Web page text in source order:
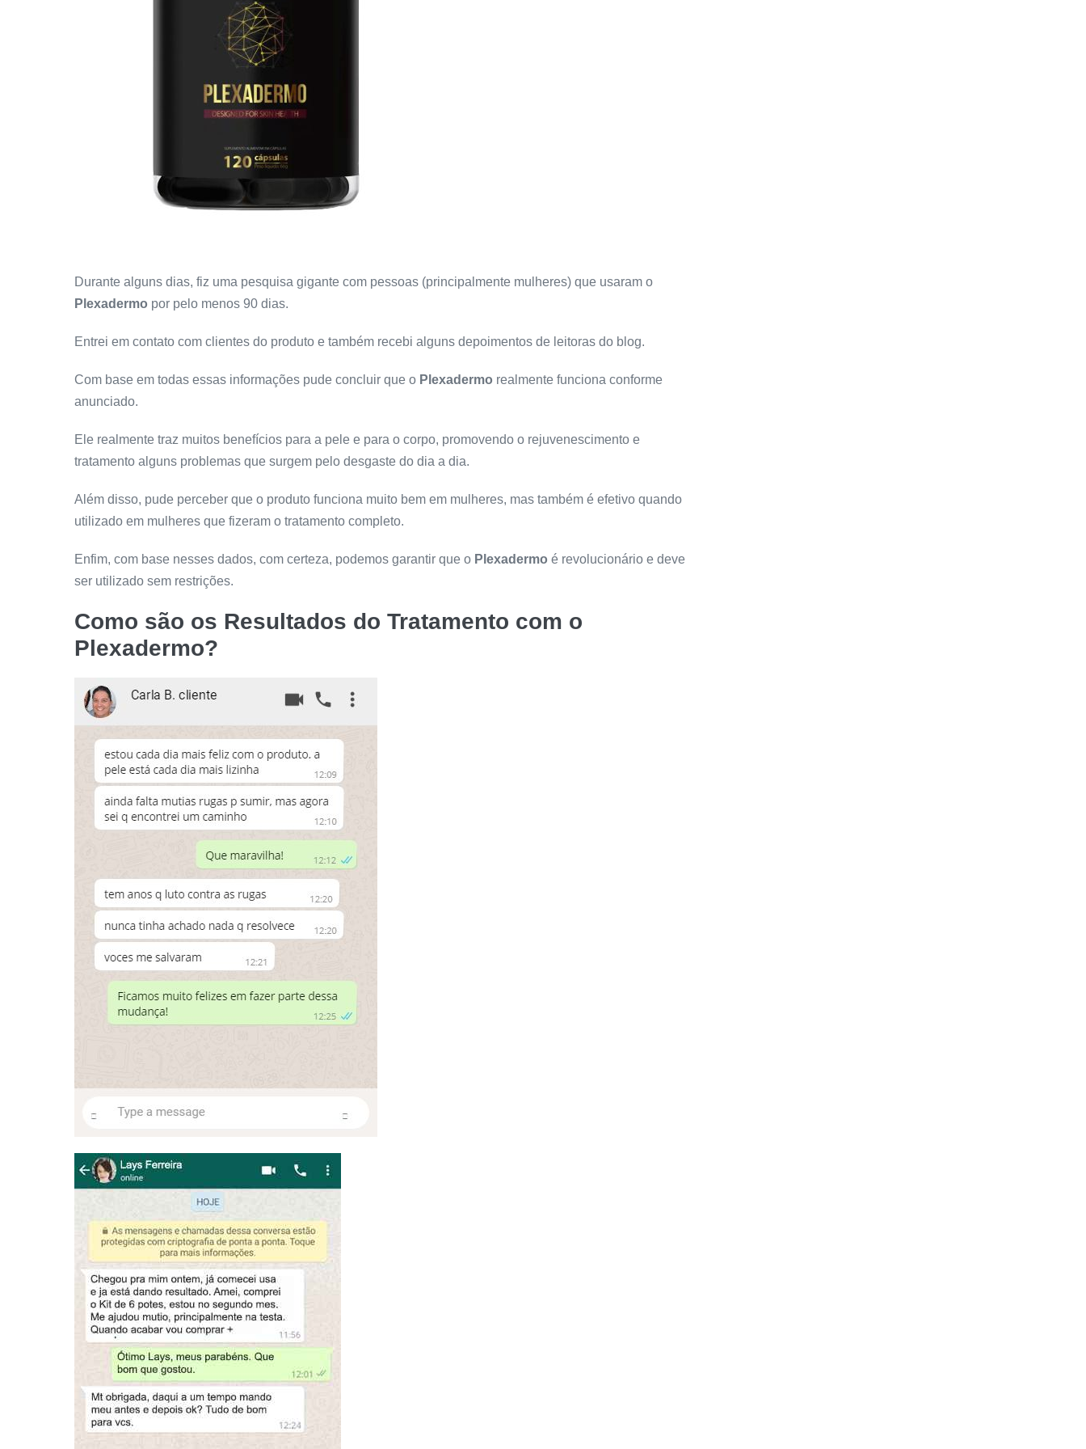
Durante alguns dias, fiz uma pesquisa gigante com pessoas (principalmente mulheres) que usaram o
Plexadermo por pelo menos 90 dias.
Entrei em contato com clientes do produto e também recebi alguns depoimentos de leitoras do blog.
Com base em todas essas informações pude concluir que o Plexadermo realmente funciona conforme
anunciado.
Ele realmente traz muitos benefícios para a pele e para o corpo, promovendo o rejuvenescimento e
tratamento alguns problemas que surgem pelo desgaste do dia a dia.
Além disso, pude perceber que o produto funciona muito bem em mulheres, mas também é efetivo quando
utilizado em mulheres que fizeram o tratamento completo.
Enfim, com base nesses dados, com certeza, podemos garantir que o Plexadermo é revolucionário e deve
ser utilizado sem restrições.
Como são os Resultados do Tratamento com o
Plexadermo?